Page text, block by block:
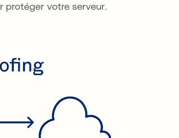
protéger votre serveur.